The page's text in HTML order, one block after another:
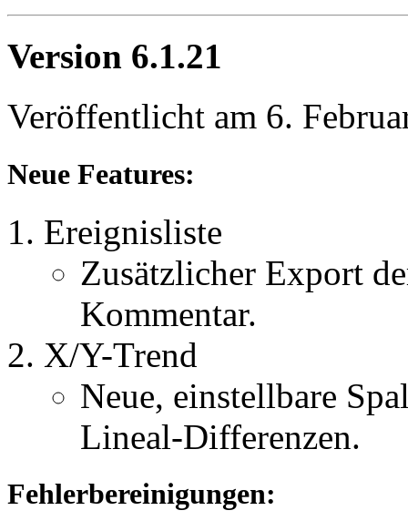
Version 6.1.21
Veröffentlicht am 6.
Neue Features:
Ereignisliste
Zusätzlicher Export
Kommentar.
X/Y-Trend
Neue, einstellbare
Lineal-Differenzen.
Fehlerbereinigungen: